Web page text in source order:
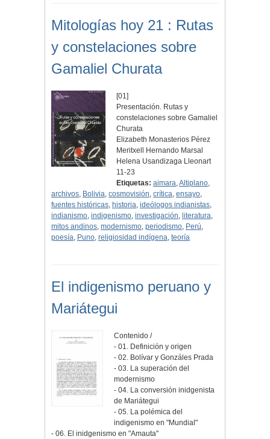
Mitologías hoy 21 : Rutas
y constelaciones sobre
Gamaliel Churata
[01]
Presentación. Rutas y
constelaciones sobre Gamaliel
Churata
Elizabeth Monasterios Pérez
Meritxell Hernando Marsal
Helena Usandizaga Lleonart
11-23
Etiquetas: aimara,Altiplano,
archivos, Bolivia, cosmovisión, crítica, ensayo,
fuentes históricas, historia, ideólogos indianistas,
indianismo, indigenismo, investigación, literatura,
mitos andinos, modernismo, periodismo, Perú,
poesía, Puno, religiosidad indígena, teoría
El indigenismo peruano y
Mariátegui
Contenido /
- 01. Definición y origen
- 02. Bolívar y Gonzáles Prada
- 03. La superación del
modernismo
- 04. La conversión inidgenista
de Mariátegui
- 05. La polémica del
indigenismo en "Mundial"
- 06. El inidgenismo en "Amauta"